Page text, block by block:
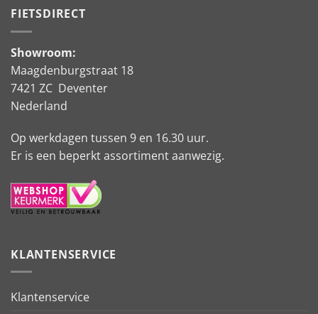
FIETSDIRECT
Showroom:
Maagdenburgstraat 18
7421 ZC Deventer
Nederland
Op werkdagen tussen 9 en 16.30 uur.
Er is een beperkt assortiment aanwezig.
KLANTENSERVICE
Klantenservice